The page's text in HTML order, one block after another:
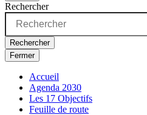
Rechercher
Rechercher
Fermer
Accueil
Agenda 2030
Les 17 Objectifs
Feuille de route